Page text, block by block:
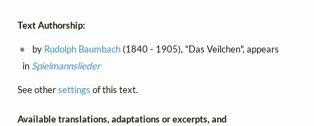
Text Authorship:
by Rudolph Baumbach(1840 - 1905), "Das Veilchen", appears
in Spielmannslieder
See othersettings of this text.
Available translations, adaptations or excerpts, and